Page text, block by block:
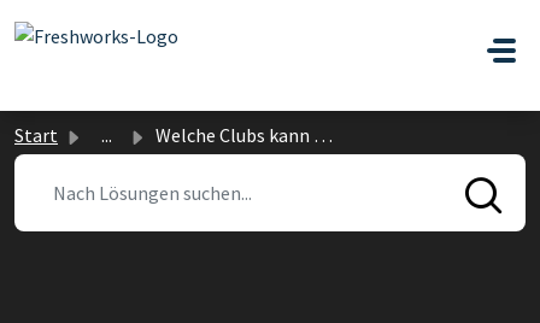
Zum hauptsächlichen Inhalt gehen
Start ... Welche Clubs kann ich mit meiner Mitgliedschaft besuchen?